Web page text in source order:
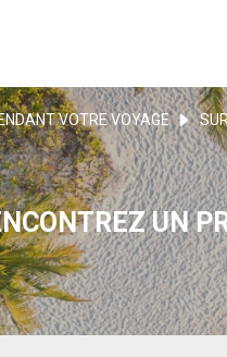
VOTRE VOYAGE
UN